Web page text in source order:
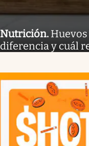
Nutrición.
diferencia y cuál